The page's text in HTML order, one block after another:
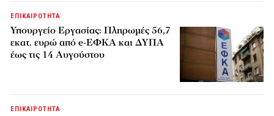
ΕΠΙΚΑΙΡΟΤΗΤΑ
Υπουργείο Εργασίας: Πληρωμές 56,7
εκατ. ευρώ από e-ΕΦΚΑ και ΔΥΠΑ
έως τις 14 Αυγούστου
ΕΠΙΚΑΙΡΟΤΗΤΑ